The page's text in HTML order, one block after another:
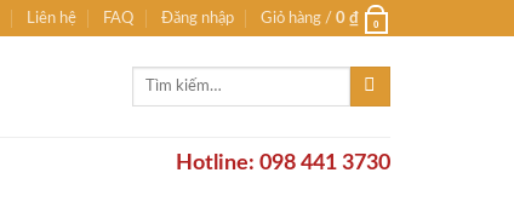
Liên hệ FAQ Đăng nhập Giỏ hàng / 0 ₫ 0
Tìm
Hotline: 098 441 3730